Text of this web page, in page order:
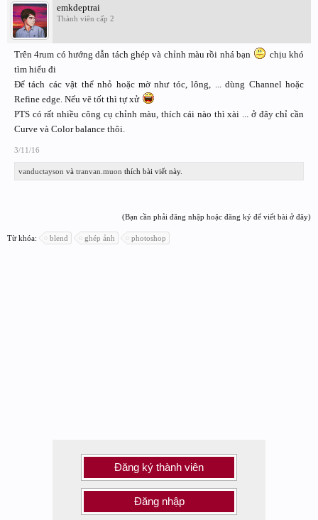
emkdeptrai
Thành viên cấp 2
Trên 4rum có hướng dẫn tách ghép và chỉnh màu rồi nhá bạn
chịu khó
tìm hiểu đi
Để tách các vật thể nhỏ hoặc mờ như tóc, lông, ... dùng Channel hoặc
Refine edge. Nếu vẽ tốt thì tự xử
PTS có rất nhiều công cụ chỉnh màu, thích cái nào thì xài ... ở đây chỉ cần
Curve và Color balance thôi.
3/11/16
vanductayson và tranvan.muon thích bài viết này.
(Bạn cần phải đăng nhập hoặc đăng ký để viết bài ở đây)
Từ khóa: blend ghép ảnh photoshop
Đăng ký thành viên
Đăng nhập